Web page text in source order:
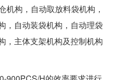
构，自动取放料袋机构，
，自动装袋机构，自动理袋
，主体支架机构及控制机构